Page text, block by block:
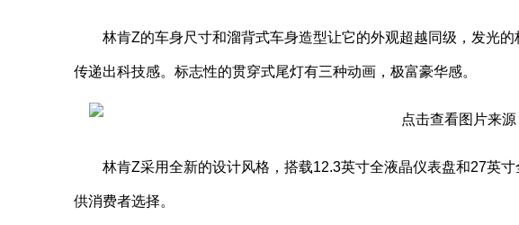
林肯Z的车身尺寸和溜背式车身造型让它的外观超越同级，发光
传递出科技感。标志性的贯穿式尾灯有三种动画，极富豪华感。
林肯Z采用全新的设计风格，搭载12.3英寸全液晶仪表盘和27英
供消费者选择。